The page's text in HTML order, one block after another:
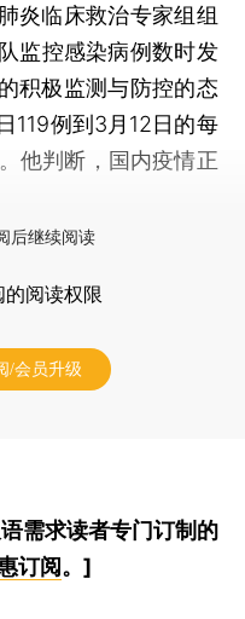
炎临床救治专家组组
监控感染病例数时发
积极监测与防控的态
119例到3月12日的每
他判断，国内疫情正
后继续阅读
的阅读权限
/会员升级
需求读者专门订制的
订阅。]